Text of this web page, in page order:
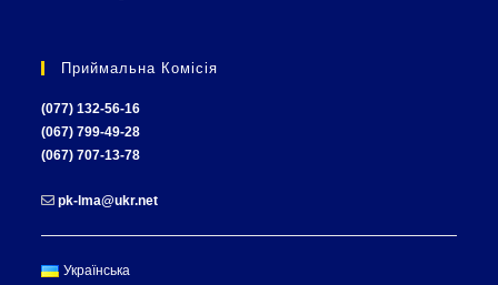
Приймальна Комісія
(077) 132-56-16
(067) 799-49-28
(067) 707-13-78
pk-lma@ukr.net
Українська